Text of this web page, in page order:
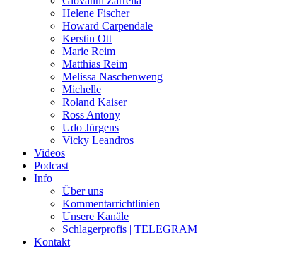
Helene Fischer
Howard Carpendale
Kerstin Ott
Marie Reim
Matthias Reim
Melissa Naschenweng
Michelle
Roland Kaiser
Ross Antony
Udo Jürgens
Vicky Leandros
Videos
Podcast
Info
Über uns
Kommentarrichtlinien
Unsere Kanäle
Schlagerprofis | TELEGRAM
Kontakt